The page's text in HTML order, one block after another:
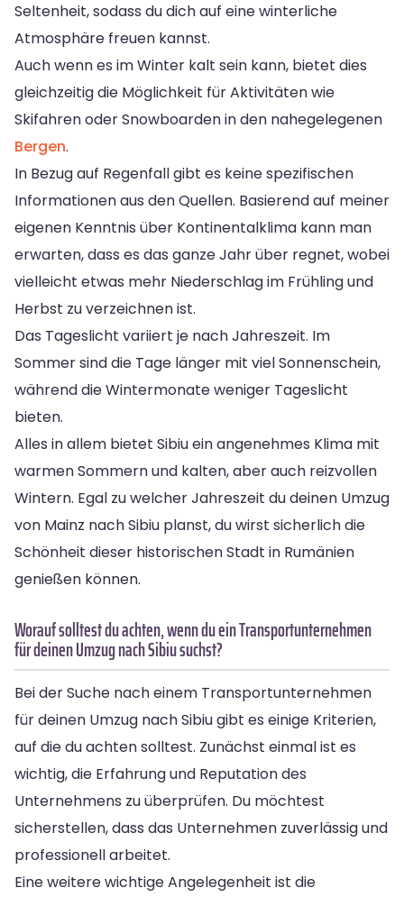
Seltenheit, sodass du dich auf eine winterliche
Atmosphäre freuen kannst.
Auch wenn es im Winter kalt sein kann, bietet dies
gleichzeitig die Möglichkeit für Aktivitäten wie
Skifahren oder Snowboarden in den nahegelegenen
Bergen.
In Bezug auf Regenfall gibt es keine spezifischen
Informationen aus den Quellen. Basierend auf meiner
eigenen Kenntnis über Kontinentalklima kann man
erwarten, dass es das ganze Jahr über regnet, wobei
vielleicht etwas mehr Niederschlag im Frühling und
Herbst zu verzeichnen ist.
Das Tageslicht variiert je nach Jahreszeit. Im
Sommer sind die Tage länger mit viel Sonnenschein,
während die Wintermonate weniger Tageslicht
bieten.
Alles in allem bietet Sibiu ein angenehmes Klima mit
warmen Sommern und kalten, aber auch reizvollen
Wintern. Egal zu welcher Jahreszeit du deinen Umzug
von Mainz nach Sibiu planst, du wirst sicherlich die
Schönheit dieser historischen Stadt in Rumänien
genießen können.
Worauf solltest du achten, wenn du ein Transportunternehmen
für deinen Umzug nach Sibiu suchst?
Bei der Suche nach einem Transportunternehmen
für deinen Umzug nach Sibiu gibt es einige Kriterien,
auf die du achten solltest. Zunächst einmal ist es
wichtig, die Erfahrung und Reputation des
Unternehmens zu überprüfen. Du möchtest
sicherstellen, dass das Unternehmen zuverlässig und
professionell arbeitet.
Eine weitere wichtige Angelegenheit ist die